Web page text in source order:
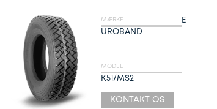
MÆRKE
E
UROBAND
MODEL
K51/MS2
KONTAKT OS